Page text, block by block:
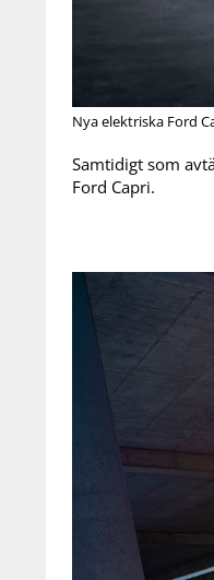
Nya elektriska Ford
Samtidigt som
Ford Capri.